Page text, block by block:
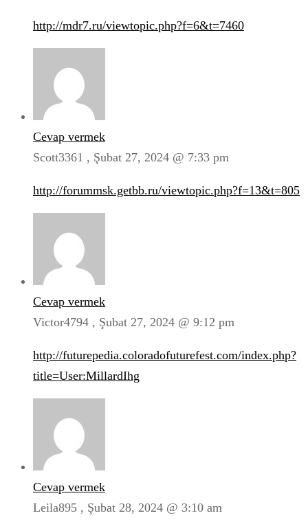
http://mdr7.ru/viewtopic.php?f=6&t=7460
Cevap vermek
Scott3361 , Şubat 27, 2024 @ 7:33 pm
http://forummsk.getbb.ru/viewtopic.php?f=13&t=805
Cevap vermek
Victor4794 , Şubat 27, 2024 @ 9:12 pm
http://futurepedia.coloradofuturefest.com/index.php?
title=User:MillardIhg
Cevap vermek
Leila895 , Şubat 28, 2024 @ 3:10 am